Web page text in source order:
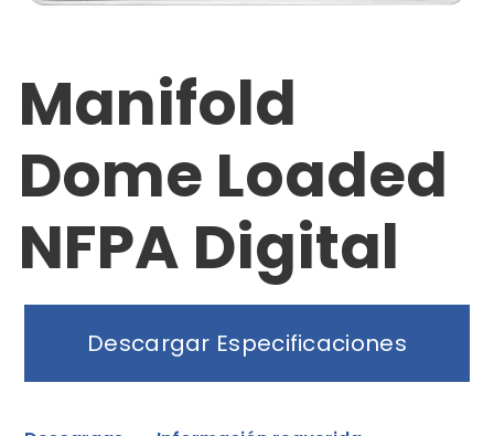
Manifold
Dome Loaded
NFPA Digital
Descargar Especificaciones